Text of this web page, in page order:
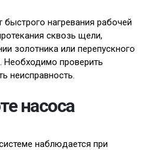
быстрого нагревания рабочей
сквозь щели,
золотника или перепускного
Необходимо проверить
неисправность.
насоса
наблюдается при